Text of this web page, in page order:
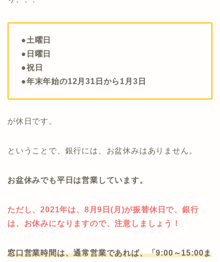
●土曜日
●日曜日
●祝日
●年末年始の12月31日から1月3日
が休日です。
ということで、銀行には、お盆休みはありません。
お盆休みでも平日は営業しています。
ただし、2021年は、8月9日(月)が振替休日で、銀行
は、お休みになりますので、注意しましょう！
窓口営業時間は、通常営業であれば、「9:00～15:00ま